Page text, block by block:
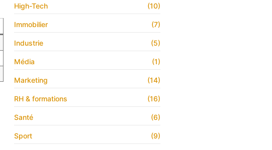
High-Tech (10)
Immobilier (7)
Industrie (5)
Média (1)
Marketing (14)
RH & formations (16)
Santé (6)
Sport (9)